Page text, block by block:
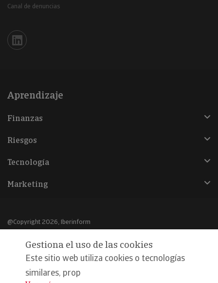
Canal de denuncias
Iberinform en Linkedin
Aprendizaje
Finanzas
Riesgos
Tecnología
Marketing
@Copyright 2026, Iberinform
Aviso legal
Política de cookies
Declaración de privacidad
Gestiona el uso de las cookies
Este sitio web utiliza cookies o tecnologías
similares, prop